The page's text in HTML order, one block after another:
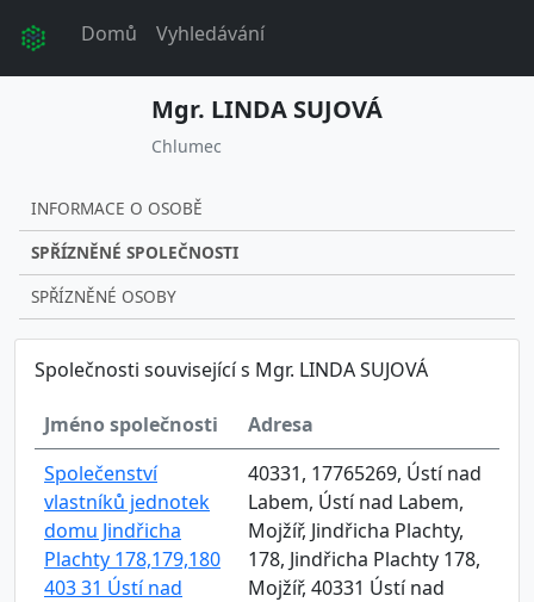
Domů Vyhledávání
Mgr. LINDA SUJOVÁ
Chlumec
INFORMACE O OSOBĚ
SPŘÍZNĚNÉ SPOLEČNOSTI
SPŘÍZNĚNÉ OSOBY
Společnosti související s Mgr. LINDA SUJOVÁ
Jméno společnosti
Adresa
Společenství
vlastníků jednotek
domu Jindřicha
Plachty 178,179,180
403 31 Ústí nad
40331, 17765269, Ústí nad
Labem, Ústí nad Labem,
Mojžíř, Jindřicha Plachty,
178, Jindřicha Plachty 178,
Mojžíř, 40331 Ústí nad